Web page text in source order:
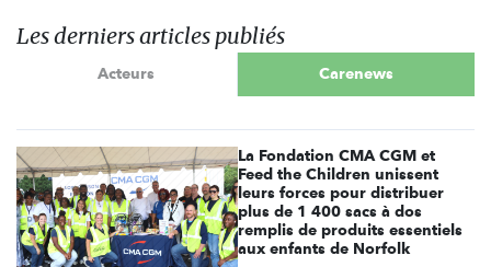
Les derniers articles publiés
Acteurs Carenews
La Fondation CMA CGM et
Feed the Children unissent
leurs forces pour distribuer
plus de 1 400 sacs à dos
remplis de produits essentiels
aux enfants de Norfolk